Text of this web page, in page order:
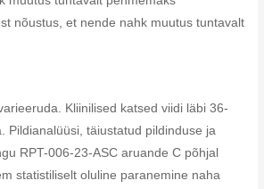
nõustus, et nende nahk muutus tuntavalt
Kliinilised katsed viidi läbi 36-
Pildianalüüsi, täiustatud pildinduse ja
RPT-006-23-ASC aruande C põhjal
statistiliselt oluline paranemine naha